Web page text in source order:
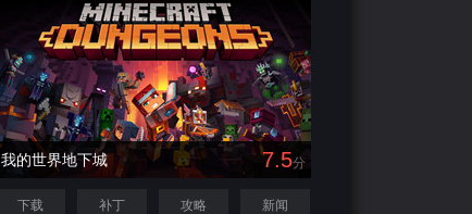
我的世界地下城 7.5分
下载 补丁 攻略 新闻